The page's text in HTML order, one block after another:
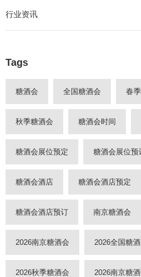
行业资讯
Tags
糖酒会 全国糖酒会 春
秋季糖酒会 糖酒会时间
糖酒会展位预定 糖酒会展位预
糖酒会酒店 糖酒会酒店预定
糖酒会酒店预订 南京糖酒会
2026南京糖酒会 2026全国糖
2026秋季糖酒会 2026南京糖